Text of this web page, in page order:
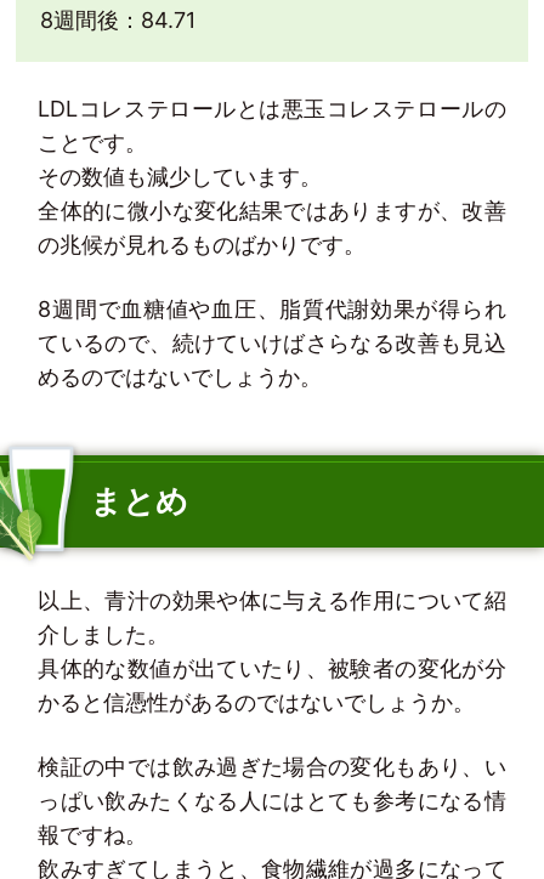
8週間後：84.71
LDLコレステロールとは悪玉コレステロールの
ことです。
その数値も減少しています。
全体的に微小な変化結果ではありますが、改善
の兆候が見れるものばかりです。
8週間で血糖値や血圧、脂質代謝効果が得られ
ているので、続けていけばさらなる改善も見込
めるのではないでしょうか。
まとめ
以上、青汁の効果や体に与える作用について紹
介しました。
具体的な数値が出ていたり、被験者の変化が分
かると信憑性があるのではないでしょうか。
検証の中では飲み過ぎた場合の変化もあり、い
っぱい飲みたくなる人にはとても参考になる情
報ですね。
飲みすぎてしまうと、食物繊維が過多になって